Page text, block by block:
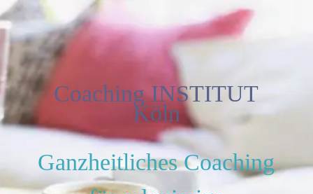
Coaching INSTITUT
Köln
Ganzheitliches Coaching